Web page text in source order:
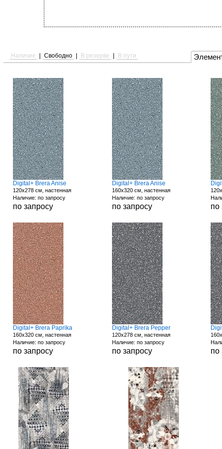
Наличие Свободно В резерве В пути
Digital+ Brera Anise
120x278 см, настенная
Наличие: по запросу
по запросу
Digital+ Brera Anise
160x320 см, настенная
Наличие: по запросу
по запросу по
Digital+ Brera Paprika
160x320 см, настенная
Наличие: по запросу
по запросу
Digital+ Brera Pepper
120x278 см, настенная
Наличие: по запросу
по запросу по